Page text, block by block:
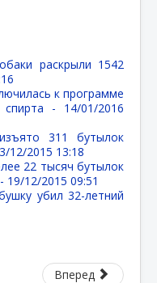
раскрыли 1542
к программе
- 14/01/2016
311 бутылок
12/2015 13:18
22 тысяч бутылок
19/12/2015 09:51
убил 32-летний
Вперед